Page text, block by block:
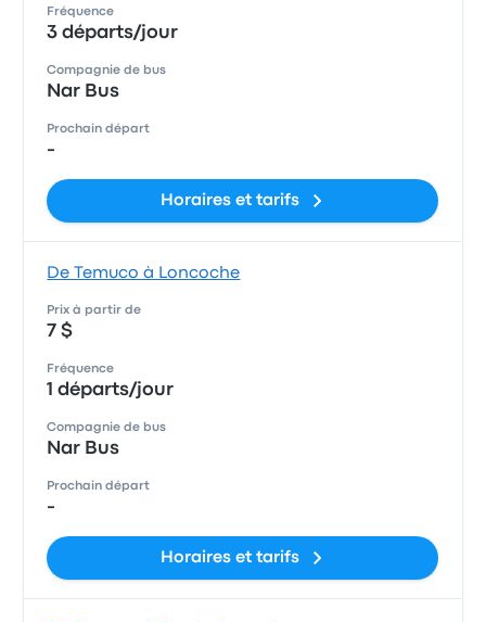
Fréquence
3 départs/jour
Compagnie de bus
Nar Bus
Prochain départ
-
Horaires et tarifs
De Temuco à Loncoche
Prix à partir de
7 $
Fréquence
1 départs/jour
Compagnie de bus
Nar Bus
Prochain départ
-
Horaires et tarifs